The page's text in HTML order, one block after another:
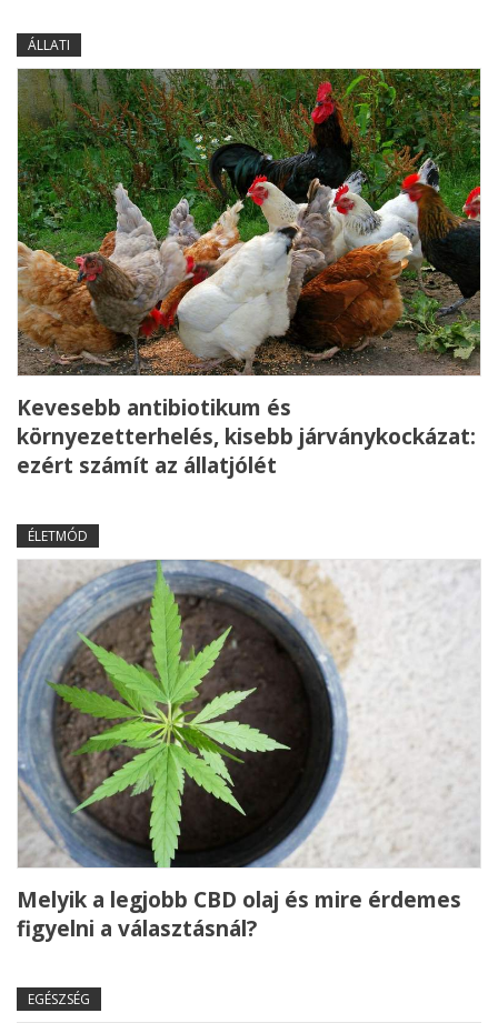
ÁLLATI
Kevesebb antibiotikum és
környezetterhelés, kisebb járványkockázat:
ezért számít az állatjólét
ÉLETMÓD
Melyik a legjobb CBD olaj és mire érdemes
figyelni a választásnál?
EGÉSZSÉG